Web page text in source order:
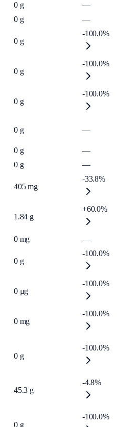
0 g
—
0 g —
0 g
-100.0%
0 g
-100.0%
0 g
-100.0%
0 g —
0 g
—
0 g —
405 mg
-33.8%
1.84 g
+60.0%
0 mg
—
0 g
-100.0%
0 µg
-100.0%
0 mg
-100.0%
0 g
-100.0%
45.3 g
-4.8%
0 g
-100.0%